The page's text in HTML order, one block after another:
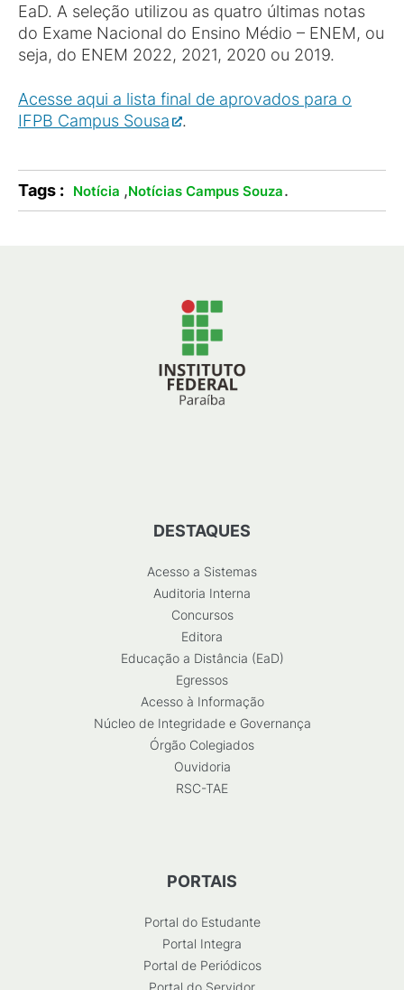
EaD. A seleção utilizou as quatro últimas notas
do Exame Nacional do Ensino Médio – ENEM, ou
seja, do ENEM 2022, 2021, 2020 ou 2019.
Acesse aqui a lista final de aprovados para o
IFPB Campus Sousa
.
Tags : Notícia ,Notícias Campus Souza.
DESTAQUES
Acesso a Sistemas
Auditoria Interna
Concursos
Editora
Educação a Distância (EaD)
Egressos
Acesso à Informação
Núcleo de Integridade e Governança
Órgão Colegiados
Ouvidoria
RSC-TAE
PORTAIS
Portal do Estudante
Portal Integra
Portal de Periódicos
Portal do Servidor